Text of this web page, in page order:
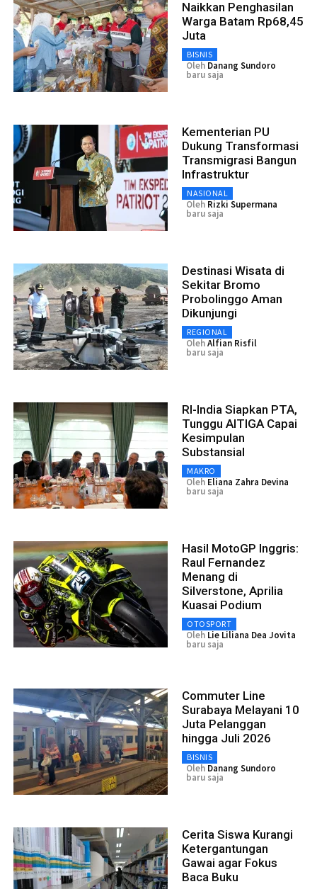
Naikkan Penghasilan
Warga Batam Rp68,45
Juta
BISNIS
Oleh Danang Sundoro
baru saja
Kementerian PU
Dukung Transformasi
Transmigrasi Bangun
Infrastruktur
NASIONAL
Oleh Rizki Supermana
baru saja
Destinasi Wisata di
Sekitar Bromo
Probolinggo Aman
Dikunjungi
REGIONAL
OlehAlfian Risfil
baru saja
RI-India Siapkan PTA,
Tunggu AITIGA Capai
Kesimpulan
Substansial
MAKRO
Oleh Eliana Zahra Devina
baru saja
Hasil MotoGP Inggris:
Raul Fernandez
Menang di
Silverstone, Aprilia
Kuasai Podium
OTOSPORT
Oleh Lie Liliana Dea Jovita
baru saja
Commuter Line
Surabaya Melayani 10
Juta Pelanggan
hingga Juli 2026
BISNIS
Oleh Danang Sundoro
baru saja
Cerita Siswa Kurangi
Ketergantungan
Gawai agar Fokus
Baca Buku